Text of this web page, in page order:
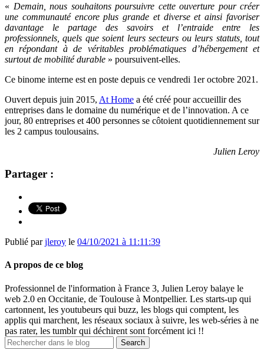
« Demain, nous souhaitons poursuivre cette ouverture pour créer
une communauté encore plus grande et diverse et ainsi favoriser
davantage le partage des savoirs et l’entraide entre les
professionnels, quels que soient leurs secteurs ou leurs statuts, tout
en répondant à de véritables problématiques d’hébergement et
surtout de mobilité durable » poursuivent-elles.
Ce binome interne est en poste depuis ce vendredi 1er octobre 2021.
Ouvert depuis juin 2015, At Home a été créé pour accueillir des
entreprises dans le domaine du numérique et de l’innovation. A ce
jour, 80 entreprises et 400 personnes se côtoient quotidiennement sur
les 2 campus toulousains.
Julien Leroy
Partager :
Publié parjleroy le 04/10/2021 à 11:11:39
A propos de ce blog
Professionnel de l'information à France 3, Julien Leroy balaye le
web 2.0 en Occitanie, de Toulouse à Montpellier. Les starts-up qui
cartonnent, les youtubeurs qui buzz, les blogs qui comptent, les
applis qui marchent, les réseaux sociaux à suivre, les web-séries à ne
pas rater, les tumblr qui déchirent sont forcément ici !!